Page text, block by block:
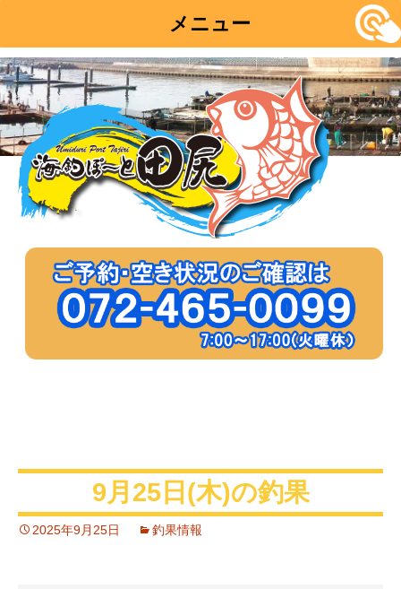
メニュー
コ
ン
テ
ン
ツ
9月25日(木)の釣果
2025年9月25日 釣果情報